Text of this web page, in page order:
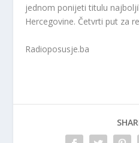
jednom ponijeti titulu
Hercegovine. Četvrti put za
Radioposusje.ba